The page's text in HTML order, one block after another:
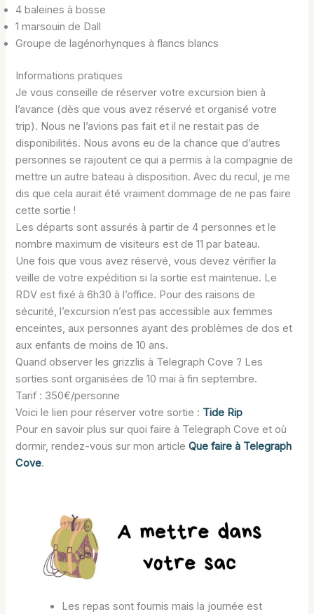
4 baleines à bosse
1 marsouin de Dall
Groupe de lagénorhynques à flancs blancs
Informations pratiques
Je vous conseille de réserver votre excursion bien à
l’avance (dès que vous avez réservé et organisé votre
trip). Nous ne l’avions pas fait et il ne restait pas de
disponibilités. Nous avons eu de la chance que d’autres
personnes se rajoutent ce qui a permis à la compagnie de
mettre un autre bateau à disposition. Avec du recul, je me
dis que cela aurait été vraiment dommage de ne pas faire
cette sortie !
Les départs sont assurés à partir de 4 personnes et le
nombre maximum de visiteurs est de 11 par bateau.
Une fois que vous avez réservé, vous devez vérifier la
veille de votre expédition si la sortie est maintenue. Le
RDV est fixé à 6h30 à l’office. Pour des raisons de
sécurité, l’excursion n’est pas accessible aux femmes
enceintes, aux personnes ayant des problèmes de dos et
aux enfants de moins de 10 ans.
Quand observer les grizzlis à Telegraph Cove ? Les
sorties sont organisées de 10 mai à fin septembre.
Tarif : 350€/personne
Voici le lien pour réserver votre sortie : Tide Rip
Pour en savoir plus sur quoi faire à Telegraph Cove et où
dormir, rendez-vous sur mon article Que faire à Telegraph
Cove.
Les repas sont fournis mais la journée est